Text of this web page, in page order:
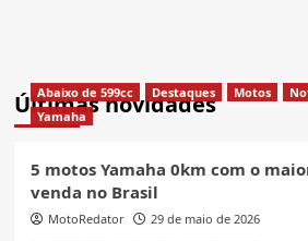
Últimas novidades
Abaixo de 599cc Destaques Motos
Yamaha
5 motos Yamaha 0km com o
venda no Brasil
MotoRedator
29 de maio de 2026